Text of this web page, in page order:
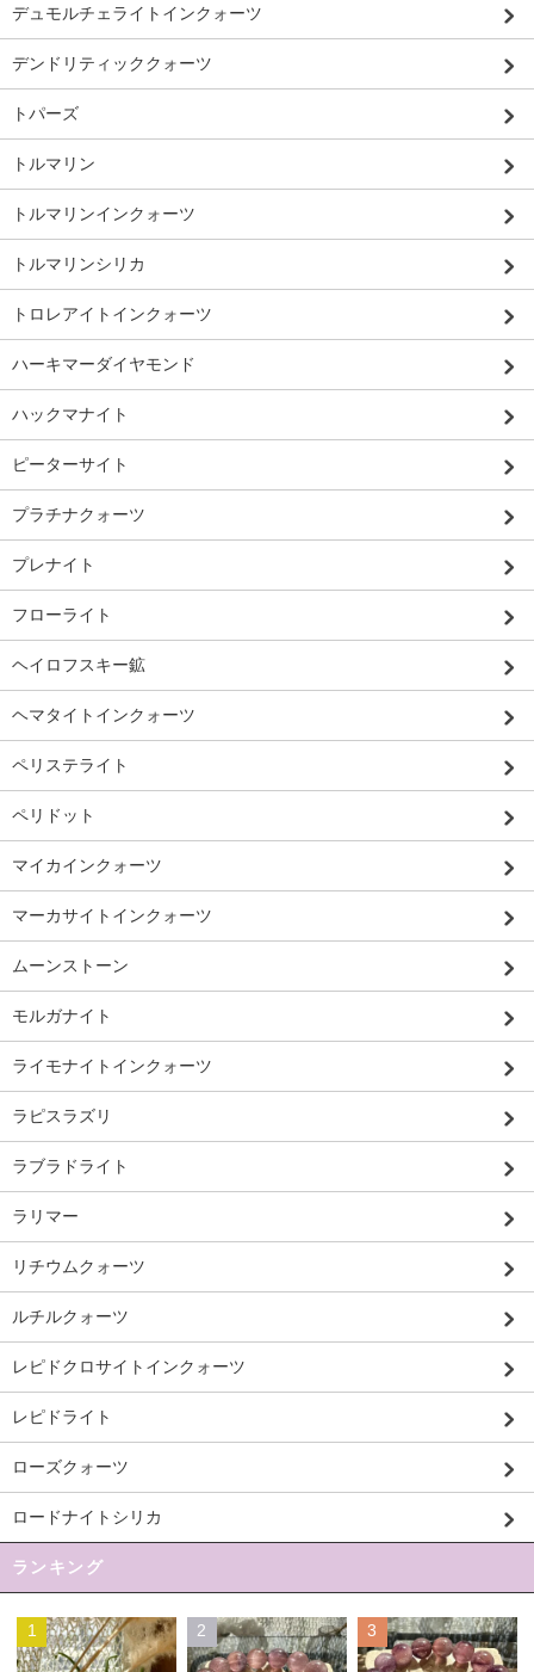
デュモルチェライトインクォーツ
デンドリティッククォーツ
トパーズ
トルマリン
トルマリンインクォーツ
トルマリンシリカ
トロレアイトインクォーツ
ハーキマーダイヤモンド
ハックマナイト
ピーターサイト
プラチナクォーツ
プレナイト
フローライト
ヘイロフスキー鉱
ヘマタイトインクォーツ
ペリステライト
ペリドット
マイカインクォーツ
マーカサイトインクォーツ
ムーンストーン
モルガナイト
ライモナイトインクォーツ
ラピスラズリ
ラブラドライト
ラリマー
リチウムクォーツ
ルチルクォーツ
レピドクロサイトインクォーツ
レピドライト
ローズクォーツ
ロードナイトシリカ
ランキング
1 2 3